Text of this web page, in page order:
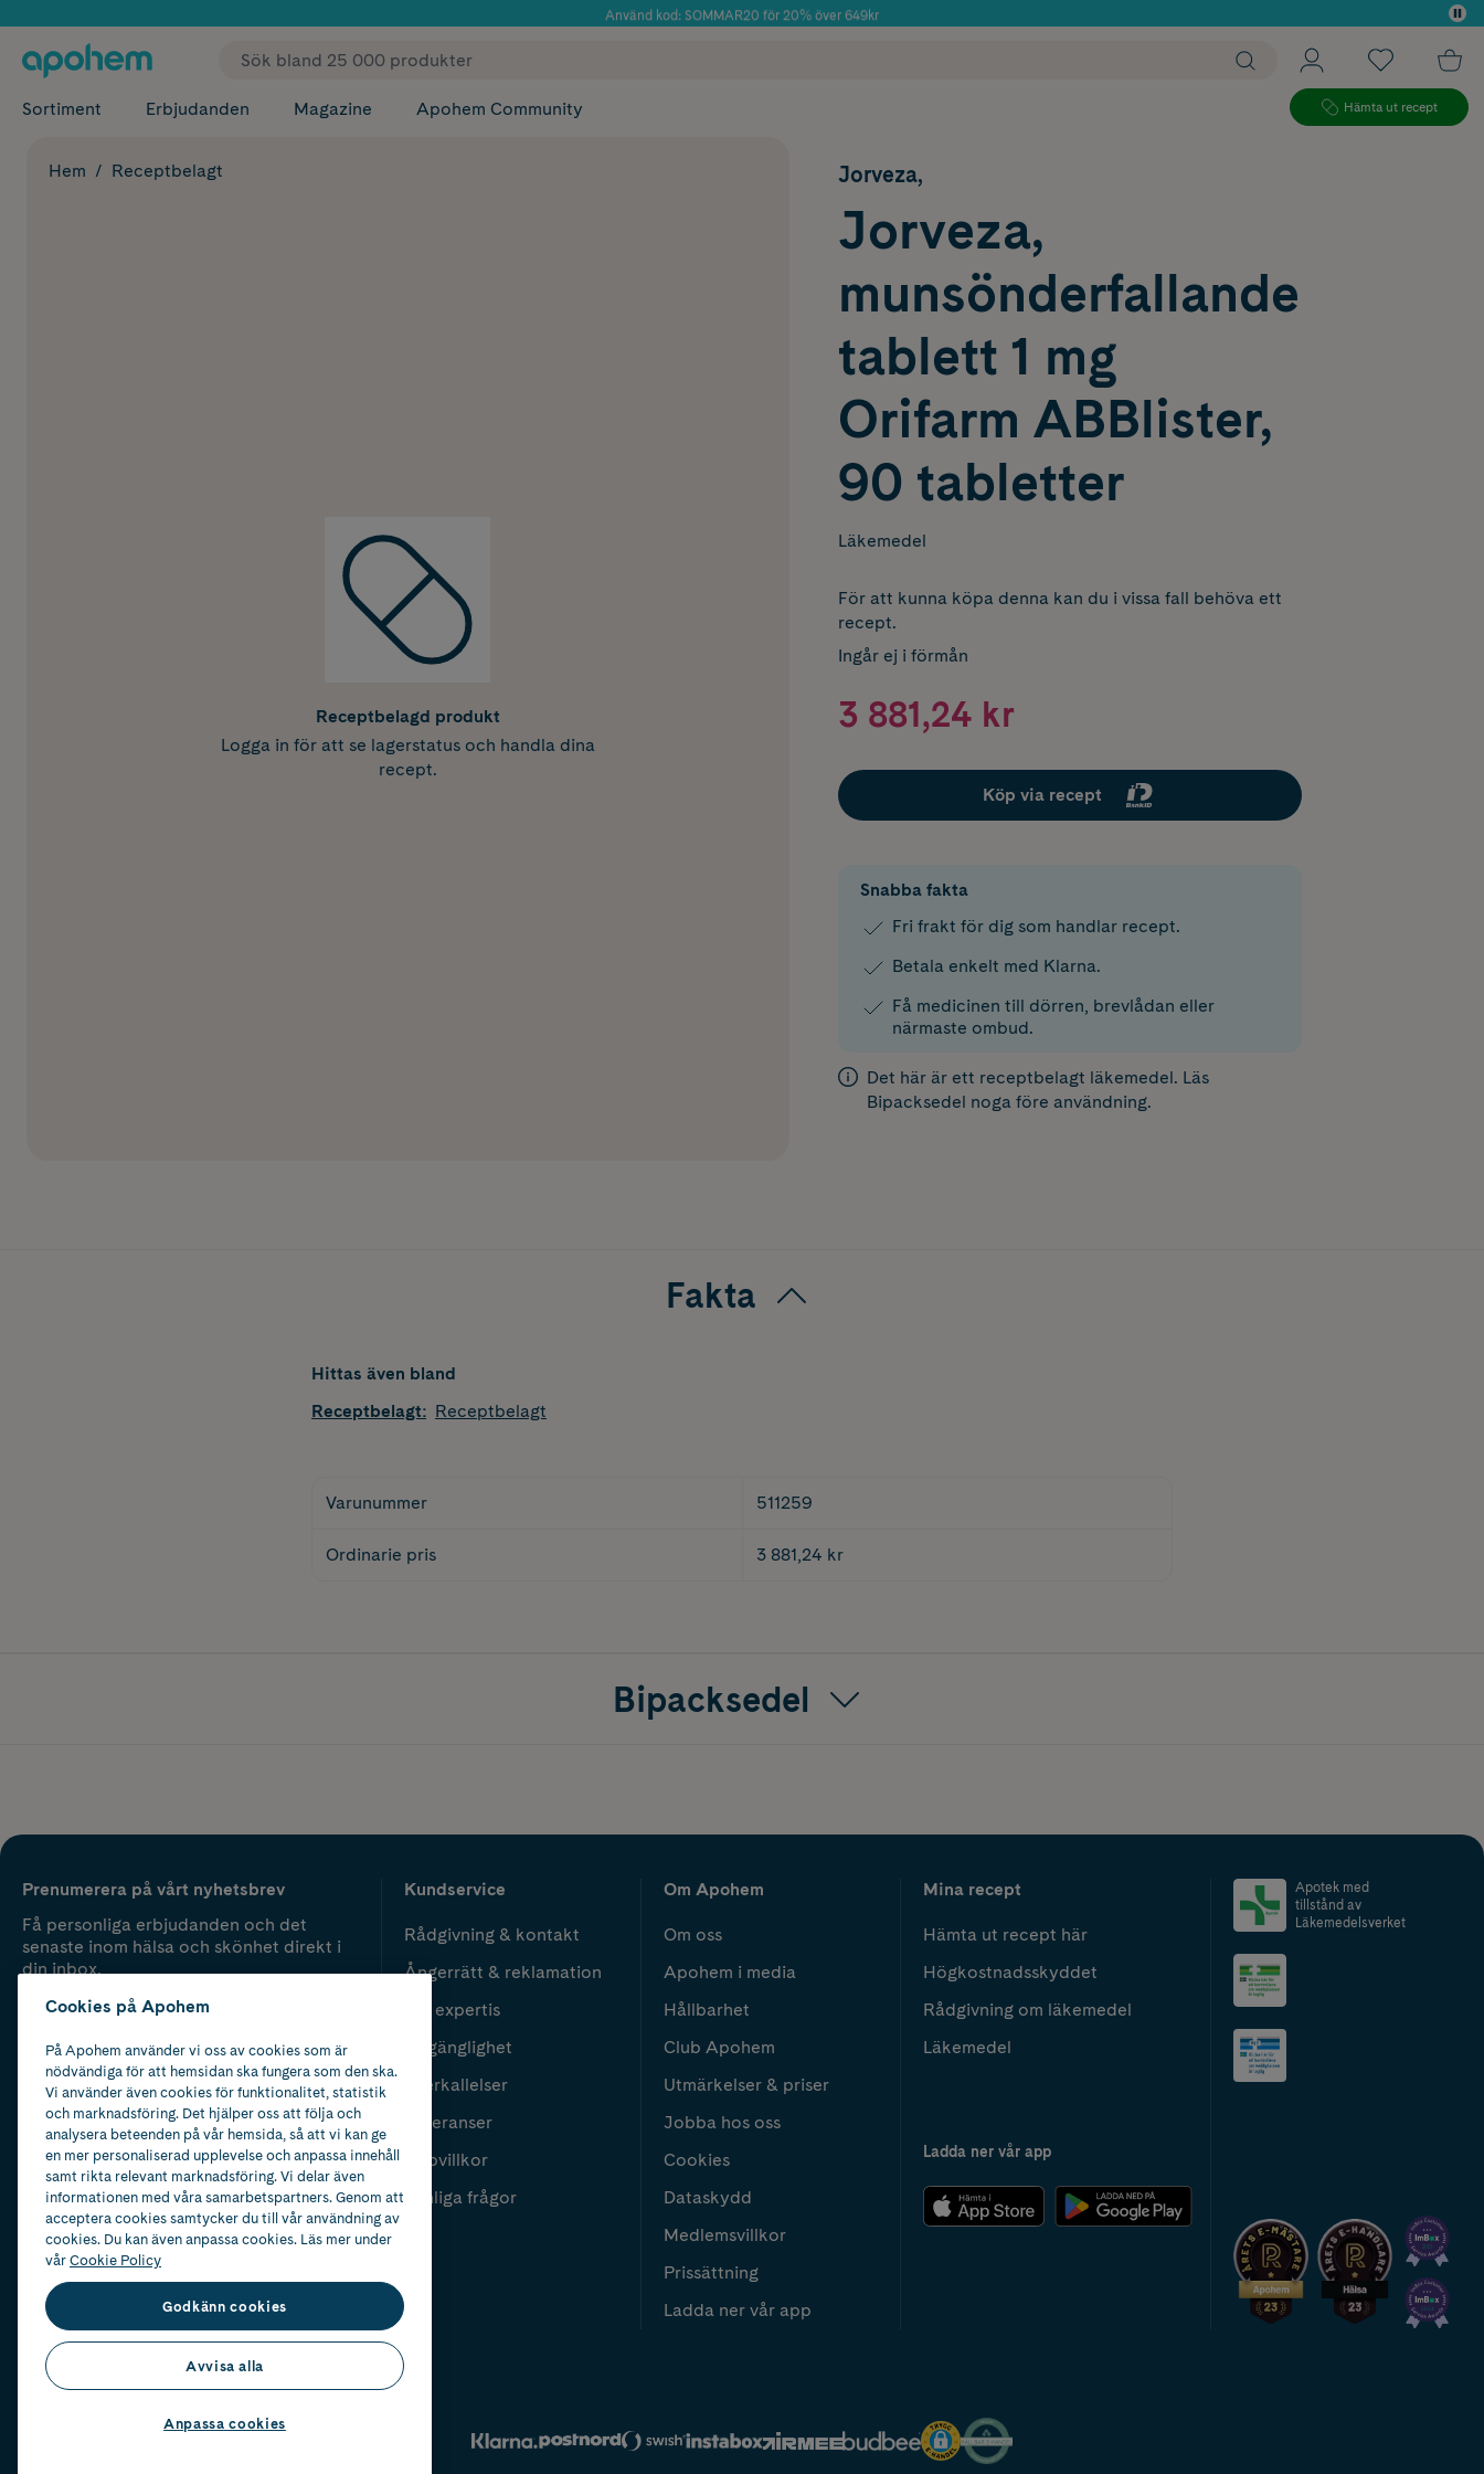
Använd kod: SOMMAR20 för 20% över 649kr
✓ Fri frakt
Sortiment Erbjudanden Magazine Apohem Community Hämta ut recept
Hem Receptbelagt
Receptbelagd produkt
Logga in för att se lagerstatus och handla dina
recept.
Jorveza,
Jorveza,
munsönderfallande
tablett 1 mg
Orifarm ABBlister,
90 tabletter
Läkemedel
För att kunna köpa denna kan du i vissa fall behöva ett
recept.
Ingår ej i förmån
3 881,24 kr
Köp via recept
Snabba fakta
Fri frakt för dig som handlar recept.
Betala enkelt med Klarna.
Få medicinen till dörren, brevlådan eller
närmaste ombud.
Det här är ett receptbelagt läkemedel. Läs
Bipacksedel noga före användning.
Fakta
Hittas även bland
Receptbelagt: Receptbelagt
Varunummer 511259
Ordinarie pris 3 881,24 kr
Bipacksedel
Prenumerera på vårt nyhetsbrev
Få personliga erbjudanden och det
senaste inom hälsa och skönhet direkt i
din inbox.
Kundservice
Rådgivning & kontakt
Ångerrätt & reklamation
Vår expertis
Tillgänglighet
Återkallelser
Leveranser
Köpvillkor
Vanliga frågor
Om Apohem
Om oss
Apohem i media
Hållbarhet
Club Apohem
Utmärkelser & priser
Jobba hos oss
Cookies
Dataskydd
Medlemsvillkor
Prissättning
Ladda ner vår app
Mina recept
Hämta ut recept här
Högkostnadsskyddet
Rådgivning om läkemedel
Läkemedel
Ladda ner vår app
Apotek med
tillstånd av
Läkemedelsverket
2024
Cookies på Apohem
På Apohem använder vi oss av cookies som är
nödvändiga för att hemsidan ska fungera som den ska.
Vi använder även cookies för funktionalitet, statistik
och marknadsföring. Det hjälper oss att följa och
analysera beteenden på vår hemsida, så att vi kan ge
en mer personaliserad upplevelse och anpassa innehåll
samt rikta relevant marknadsföring. Vi delar även
informationen med våra samarbetspartners. Genom att
acceptera cookies samtycker du till vår användning av
cookies. Du kan även anpassa cookies. Läs mer under
vårCookie Policy
Godkänn cookies
Avvisa alla
Anpassa cookies